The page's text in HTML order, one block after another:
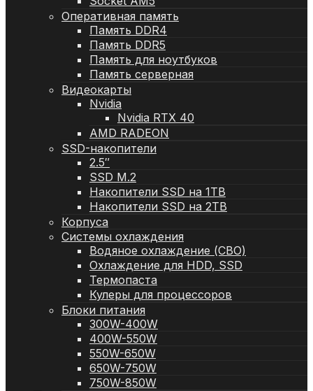
Оперативная память
Память DDR4
Память DDR5
Память для ноутбуков
Память серверная
Видеокарты
Nvidia
Nvidia RTX 40
AMD RADEON
SSD-накопители
2.5″
SSD M.2
Накопители SSD на 1TB
Накопители SSD на 2TB
Корпуса
Системы охлаждения
Водяное охлаждение (СВО)
Охлаждение для HDD, SSD
Термопаста
Кулеры для процессоров
Блоки питания
300W-400W
400W-550W
550W-650W
650W-750W
750W-850W